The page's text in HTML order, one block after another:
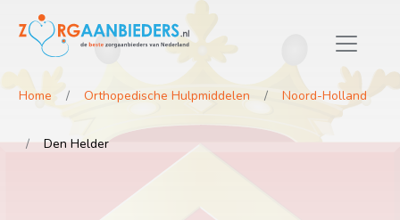
Home Orthopedische Hulpmiddelen Noord-Holland
Den Helder